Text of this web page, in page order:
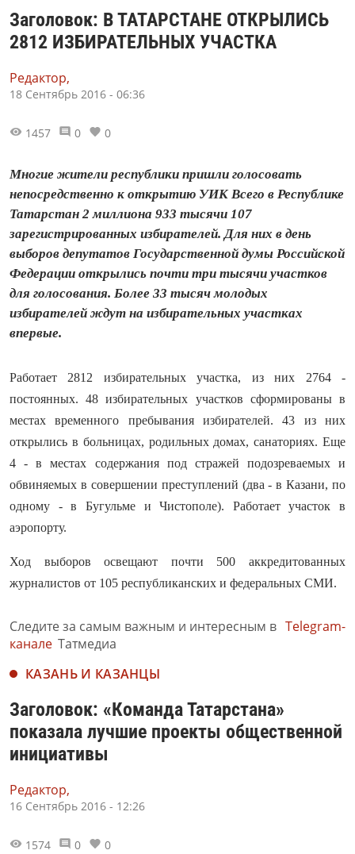
Заголовок: В ТАТАРСТАНЕ ОТКРЫЛИСЬ
2812 ИЗБИРАТЕЛЬНЫХ УЧАСТКА
Редактор,
18 Сентябрь 2016 - 06:36
1457 0 0
Многие жители республики пришли голосовать
непосредственно к открытию УИК Всего в Республике
Татарстан 2 миллиона 933 тысячи 107
зарегистрированных избирателей. Для них в день
выборов депутатов Государственной думы Российской
Федерации открылись почти три тысячи участков
для голосования. Более 33 тысяч молодых
избирателей ждут на избирательных участках
впервые.
Работает 2812 избирательных участка, из них 2764 -
постоянных. 48 избирательных участков сформированыв
местах временного пребывания избирателей. 43 из них
открылись в больницах, родильных домах, санаториях. Еще
4 - в местах содержания под стражей подозреваемых и
обвиняемых в совершении преступлений (два - в Казани, по
одному - в Бугульме и Чистополе). Работает участок в
аэропорту.
Ход выборов освещают почти 500 аккредитованных
журналистов от 105 республиканских и федеральных СМИ.
Следите за самым важным и интересным в Telegram-
канале Татмедиа
КАЗАНЬ И КАЗАНЦЫ
Заголовок: «Команда Татарстана»
показала лучшие проекты общественной
инициативы
Редактор,
16 Сентябрь 2016 - 12:26
1574 0 0